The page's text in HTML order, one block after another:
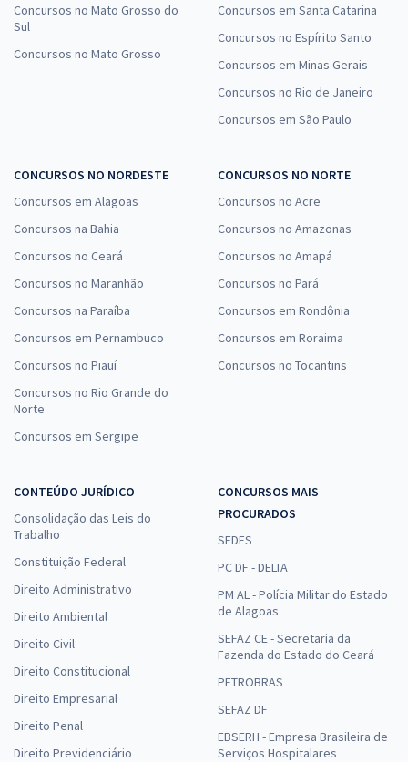
Concursos no Mato Grosso do
Sul
Concursos no Mato Grosso
Concursos em Santa Catarina
Concursos no Espírito Santo
Concursos em Minas Gerais
Concursos no Rio de Janeiro
Concursos em São Paulo
CONCURSOS NO NORDESTE
Concursos em Alagoas
Concursos na Bahia
Concursos no Ceará
Concursos no Maranhão
Concursos na Paraíba
Concursos em Pernambuco
Concursos no Piauí
Concursos no Rio Grande do
Norte
Concursos em Sergipe
CONCURSOS NO NORTE
Concursos no Acre
Concursos no Amazonas
Concursos no Amapá
Concursos no Pará
Concursos em Rondônia
Concursos em Roraima
Concursos no Tocantins
CONTEÚDO JURÍDICO
Consolidação das Leis do
Trabalho
Constituição Federal
Direito Administrativo
Direito Ambiental
Direito Civil
Direito Constitucional
Direito Empresarial
Direito Penal
Direito Previdenciário
CONCURSOS MAIS
PROCURADOS
SEDES
PC DF - DELTA
PM AL - Polícia Militar do Estado
de Alagoas
SEFAZ CE - Secretaria da
Fazenda do Estado do Ceará
PETROBRAS
SEFAZ DF
EBSERH - Empresa Brasileira de
Serviços Hospitalares